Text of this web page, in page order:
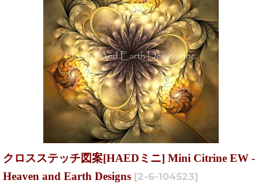
クロスステッチ図案[HAEDミニ] Mini Citrine EW -
Heaven and Earth Designs [2-6-104523]